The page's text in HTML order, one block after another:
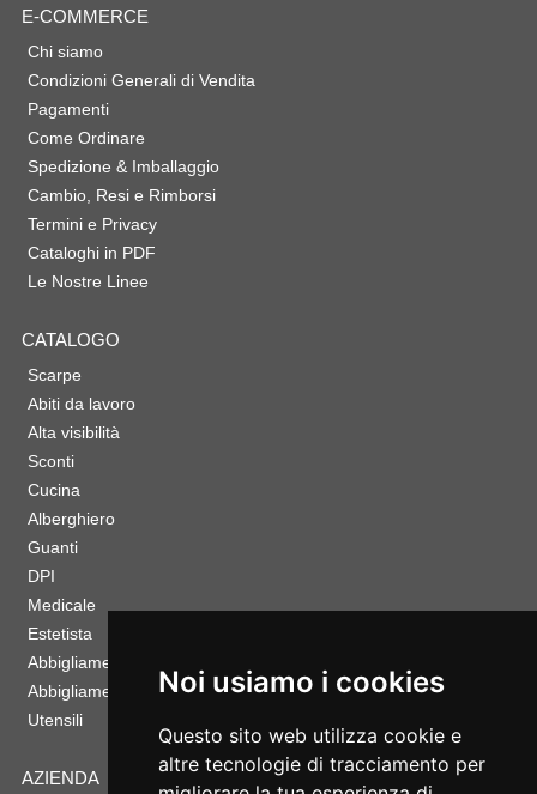
Noi usiamo i cookies
Questo sito web utilizza cookie e
altre tecnologie di tracciamento per
E-COMMERCE
Chi siamo
Condizioni Generali di Vendita
Pagamenti
Come Ordinare
Spedizione & Imballaggio
Cambio, Resi e Rimborsi
Termini e Privacy
Cataloghi in PDF
Le Nostre Linee
CATALOGO
Scarpe
Abiti da lavoro
Alta visibilità
Sconti
Cucina
Alberghiero
Guanti
DPI
Medicale
Estetista
Abbigliamento Sportivo
Abbigliamento Bambino
Utensili
AZIENDA